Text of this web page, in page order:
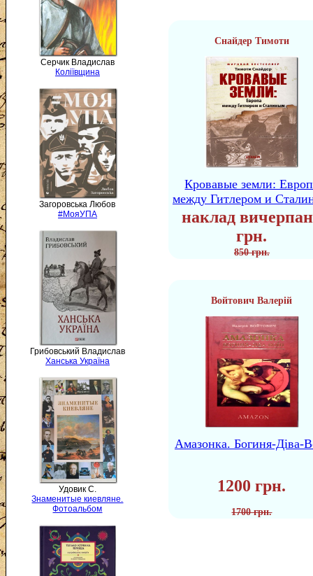
Серчик Владислав
Коліївщина
Загоровська Любов
#МояУПА
Грибовський Владислав
Ханська Україна
Удовик С.
Знаменитые киевляне.
Фотоальбом
Снайдер Тимоти
Кровавые земли:
между Гитлером и
наклад
грн.
850 грн.
Войтович Валерій
Амазонка. Богиня-Діва-
1200 грн.
1700 грн.